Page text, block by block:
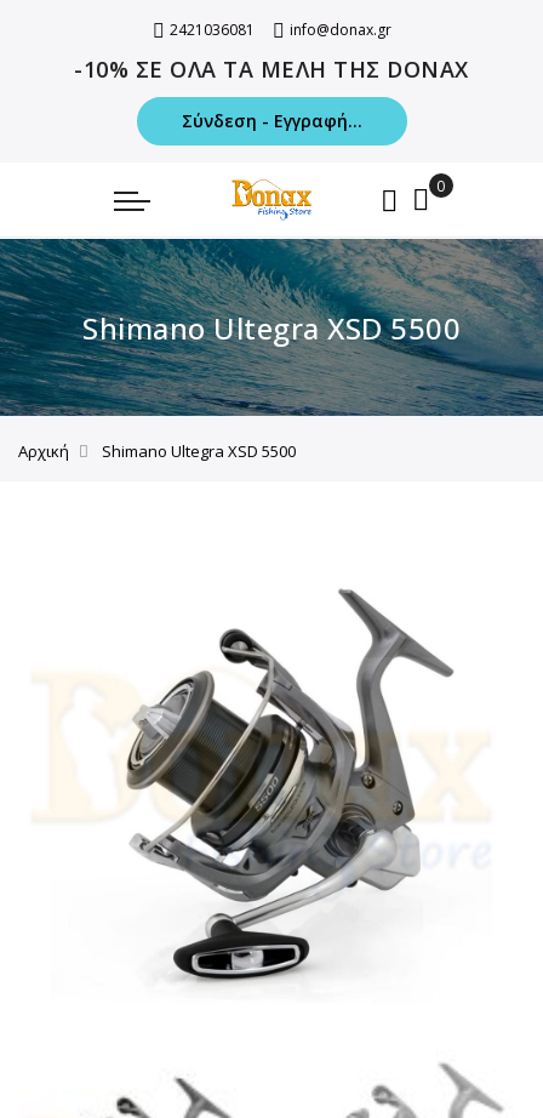
2421036081 info@donax.gr
-10% ΣΕ ΟΛΑ ΤΑ ΜΕΛΗ ΤΗΣ DONAX
Σύνδεση - Εγγραφή...
Shimano Ultegra XSD 5500
Αρχική Shimano Ultegra XSD 5500